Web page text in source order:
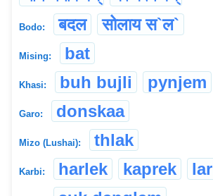
Bodo: बदल सोलाय स‌‌`ल`
Mising: bat
Khasi: buh bujli pynjem
Garo: donskaa
Mizo (Lushai): thlak
Karbi: harlek kaprek lar